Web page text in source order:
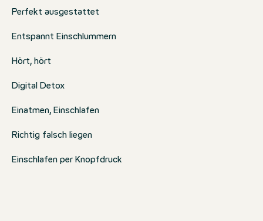
Perfekt ausgestattet
Entspannt Einschlummern
Hört, hört
Digital Detox
Einatmen, Einschlafen
Richtig falsch liegen
Einschlafen per Knopfdruck